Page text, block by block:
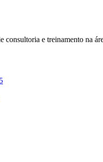
e treinamento na